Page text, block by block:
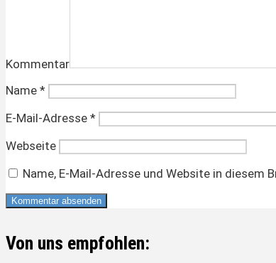
Kommentar
Name *
E-Mail-Adresse *
Webseite
Name, E-Mail-Adresse und Website in diesem
Von uns empfohlen: